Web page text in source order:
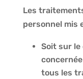
Les
personnel mis
Soit sur le
tous les